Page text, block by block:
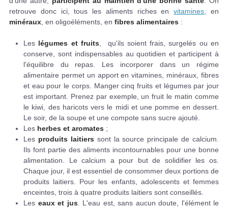
retrouve donc ici, tous les aliments riches envitamines , en
minéraux , en oligoéléments, en fibres alimentaires :
Les légumes et fruits, qu'ils soient frais, surgelés ou en
conserve, sont indispensables au quotidien et participent à
l'équilibre du repas. Les incorporer dans un régime
alimentaire permet un apport en vitamines, minéraux, fibres
et eau pour le corps. Manger cinq fruits et légumes par jour
est important. Prenez par exemple, un fruit le matin comme
le kiwi, des haricots vers le midi et une pomme en dessert.
Le soir, de la soupe et une compote sans sucre ajouté.
Les herbes et aromates ;
Les produits laitierssont la source principale de calcium.
Ils font partie des aliments incontournables pour une bonne
alimentation. Le calcium a pour but de solidifier les os.
Chaque jour, il est essentiel de consommer deux portions de
produits laitiers. Pour les enfants, adolescents et femmes
enceintes, trois à quatre produits laitiers sont conseillés.
Les eaux et jus. L'eau est, sans aucun doute, l'élément le